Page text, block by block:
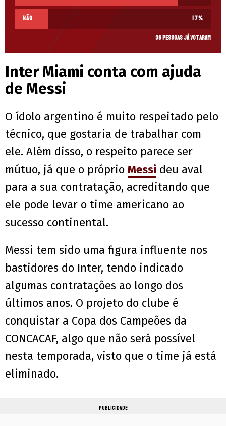
Não 17%
36 pessoas já votaram
Inter Miami conta com ajuda
de Messi
O ídolo argentino é muito respeitado pelo
técnico, que gostaria de trabalhar com
ele. Além disso, o respeito parece ser
mútuo, já que o próprio Messi deu aval
para a sua contratação, acreditando que
ele pode levar o time americano ao
sucesso continental.
Messi tem sido uma figura influente nos
bastidores do Inter, tendo indicado
algumas contratações ao longo dos
últimos anos. O projeto do clube é
conquistar a Copa dos Campeões da
CONCACAF, algo que não será possível
nesta temporada, visto que o time já está
eliminado.
PUBLICIDADE